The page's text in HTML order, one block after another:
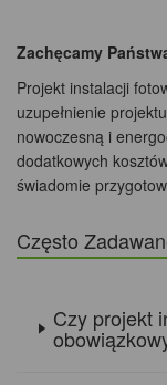
Zachęcamy
Projekt instalacji
uzupełnienie
nowoczesną i
dodatkowych
świadomie
Często
Czy projekt